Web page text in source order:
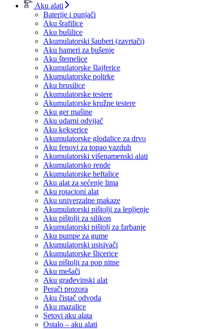
Aku alati
Baterije i punjači
Aku šrafilice
Aku bušilice
Akumulatorski šauberi (zavrtači)
Aku hameri za bušenje
Aku štemelice
Akumulatorske šlajferice
Akumulatorske polirke
Aku brusilice
Akumulatorske testere
Akumulatorske kružne testere
Aku ger mašine
Aku udarni odvijač
Aku kekserice
Akumulatorske glodalice za drvo
Aku fenovi za topao vazduh
Akumulatorski višenamenski alati
Akumulatorsko rende
Akumulatorske heftalice
Aku alat za sećenje lima
Aku rotacioni alat
Aku univerzalne makaze
Akumulatorski pištolji za lepljenje
Aku pištolji za silikon
Akumulatorski pištolj za farbanje
Aku pumpe za gume
Akumulatorski usisivači
Akumulatorske šlicerice
Aku pištolji za pop nitne
Aku mešači
Aku građevinski alat
Perači prozora
Aku čistač odvoda
Aku mazalice
Setovi aku alata
Ostalo – aku alati